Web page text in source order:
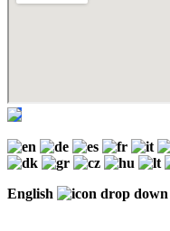
English